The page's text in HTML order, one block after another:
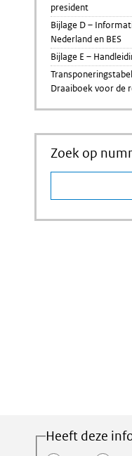
president
Bijlage D –
Nederland en BES
Bijlage E –
Draaiboek voor de
Zoek op
Heeft deze